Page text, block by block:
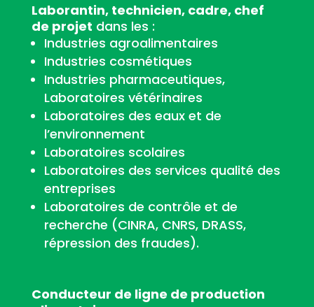
Laborantin, technicien, cadre, chef
de projet dans les :
Industries agroalimentaires
Industries cosmétiques
Industries pharmaceutiques,
Laboratoires vétérinaires
Laboratoires des eaux et de
l’environnement
Laboratoires scolaires
Laboratoires des services qualité des
entreprises
Laboratoires de contrôle et de
recherche (CINRA, CNRS, DRASS,
répression des fraudes).
Conducteur de ligne de production